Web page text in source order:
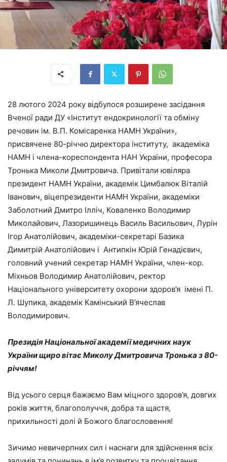
28 лютого 2024 року відбулося розширене засідання
Вченої ради ДУ «Інститут ендокринології та обміну
речовин ім. В.П. Комісаренка НАМН України»,
присвячене 80-річчю директора інституту, академіка
НАМН і члена-кореспондента НАН України, професора
Тронька Миколи Дмитровича. Привітали ювіляра
президент НАМН України, академік Цимбалюк Віталій
Іванович, віцепрезиденти НАМН України, академіки
Заболотний Дмитро Ілліч, Коваленко Володимир
Миколайович, Лазоришинець Василь Васильович, Лурін
Ігор Анатолійович, академіки-секретарі Базика
Димитрій Анатолійович і Антипкін Юрій Генадієвич,
головний учений секретар НАМН України, член-кор.
Міхньов Володимир Анатолійович, ректор
Національного університету охорони здоров’я імені П.
Л. Шупика, академік Камінський В’ячеслав
Володимирович.
Президія Національної академії медичних наук
України щиро вітає Миколу Дмитровича Тронька з 80-
річчям!
Від усього серця бажаємо Вам міцного здоров’я, довгих
років життя, благополуччя, добра та щастя,
прихильності долі й Божого благословення!
Зичимо невичерпних сил і наснаги для здійснення всіх